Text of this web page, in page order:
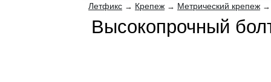
Летфикс → Крепеж → Метрический крепеж
Высокопрочный